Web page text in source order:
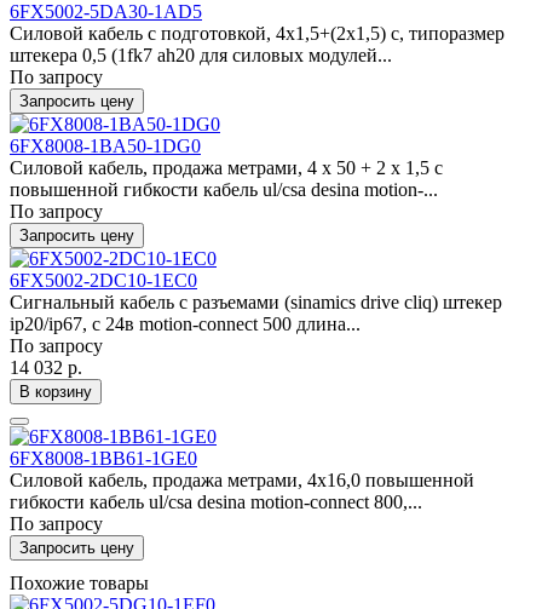
6FX5002-5DA30-1AD5
Силовой кабель с подготовкой, 4x1,5+(2x1,5) c, типоразмер
штекера 0,5 (1fk7 ah20 для силовых модулей...
По запросу
Запросить цену
6FX8008-1BA50-1DG0
Силовой кабель, продажа метрами, 4 x 50 + 2 x 1,5 c
повышенной гибкости кабель ul/csa desina motion-...
По запросу
Запросить цену
6FX5002-2DC10-1EC0
Сигнальный кабель с разъемами (sinamics drive cliq) штекер
ip20/ip67, с 24в motion-connect 500 длина...
По запросу
14 032 р.
В корзину
6FX8008-1BB61-1GE0
Силовой кабель, продажа метрами, 4x16,0 повышенной
гибкости кабель ul/csa desina motion-connect 800,...
По запросу
Запросить цену
Похожие товары